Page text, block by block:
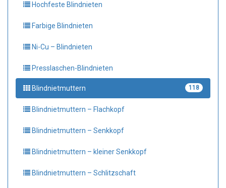
Hochfeste Blindnieten
Farbige Blindnieten
Ni-Cu – Blindnieten
Presslaschen-Blindnieten
Blindnietmuttern 118
Blindnietmuttern – Flachkopf
Blindnietmuttern – Senkkopf
Blindnietmuttern – kleiner Senkkopf
Blindnietmuttern – Schlitzschaft